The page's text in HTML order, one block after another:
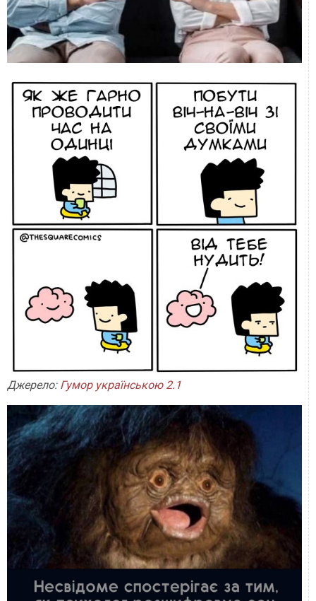
Джерело: Гумор українською 2.1